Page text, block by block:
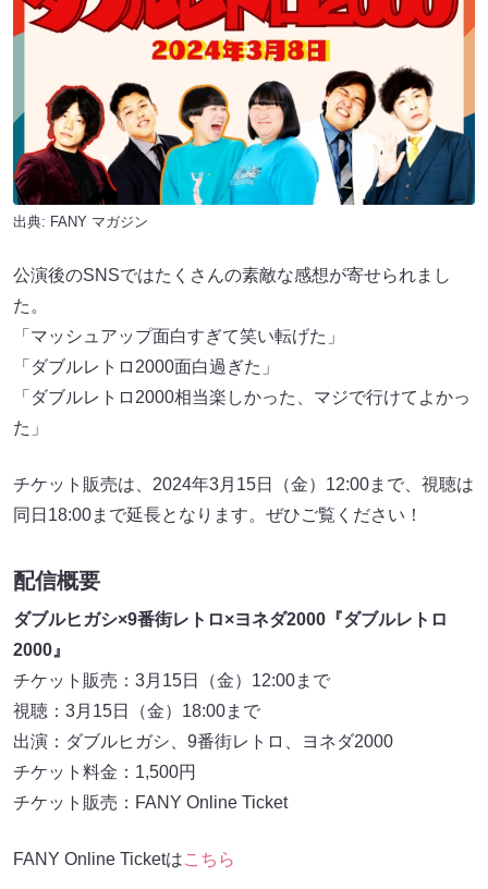
出典: FANY マガジン
公演後のSNSではたくさんの素敵な感想が寄せられまし
た。
「マッシュアップ面白すぎて笑い転げた」
「ダブルレトロ2000面白過ぎた」
「ダブルレトロ2000相当楽しかった、マジで行けてよかっ
た」
チケット販売は、2024年3月15日（金）12:00まで、視聴は
同日18:00まで延長となります。ぜひご覧ください！
配信概要
ダブルヒガシ×9番街レトロ×ヨネダ2000『ダブルレトロ
2000』
チケット販売：3月15日（金）12:00まで
視聴：3月15日（金）18:00まで
出演：ダブルヒガシ、9番街レトロ、ヨネダ2000
チケット料金：1,500円
チケット販売：FANY Online Ticket
FANY Online Ticketはこちら